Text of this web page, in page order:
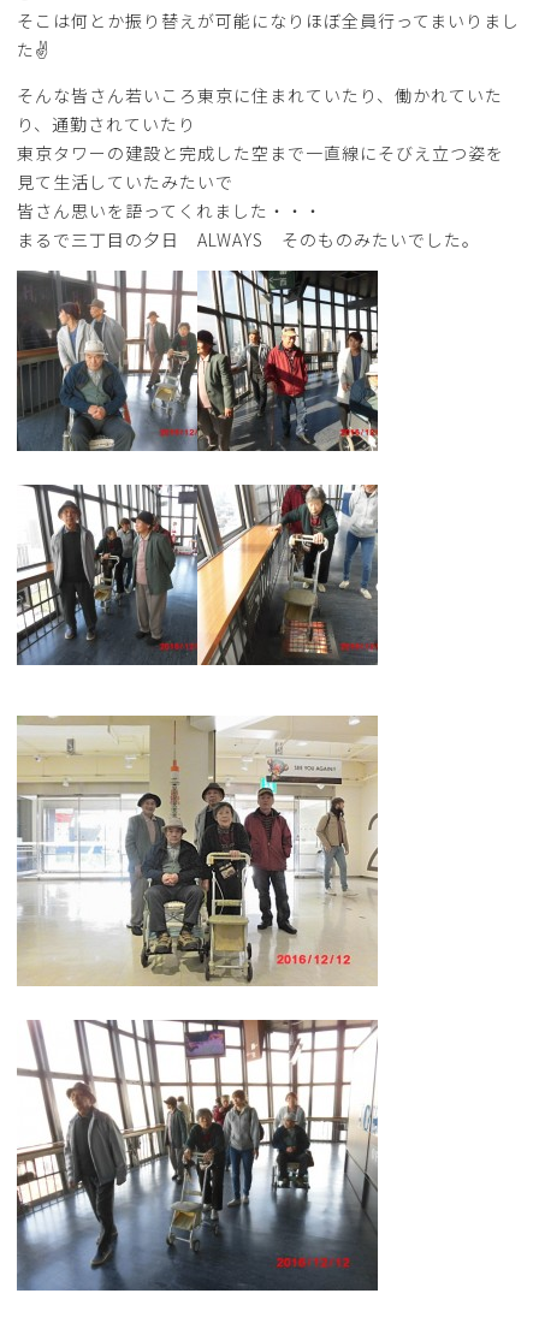
そこは何とか振り替えが可能になりほぼ全員行ってまいりまし
た✌
そんな皆さん若いころ東京に住まれていたり、働かれていた
り、通勤されていたり
東京タワーの建設と完成した空まで一直線にそびえ立つ姿を
見て生活していたみたいで
皆さん思いを語ってくれました・・・
まるで三丁目の夕日 ALWAYS そのものみたいでした。